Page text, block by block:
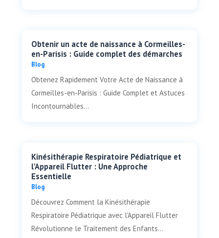
Obtenir un acte de naissance à Cormeilles-
en-Parisis : Guide complet des démarches
Blog
Obtenez Rapidement Votre Acte de Naissance à
Cormeilles-en-Parisis : Guide Complet et Astuces
Incontournables...
Kinésithérapie Respiratoire Pédiatrique et
l'Appareil Flutter : Une Approche
Essentielle
Blog
Découvrez Comment la Kinésithérapie
Respiratoire Pédiatrique avec l'Appareil Flutter
Révolutionne le Traitement des Enfants...